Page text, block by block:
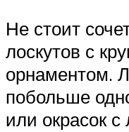
Не стоит
лоскутов с
орнаментом.
побольше
или окрасок